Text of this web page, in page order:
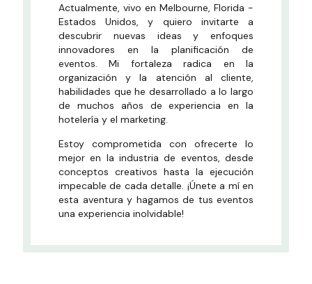
Actualmente, vivo en Melbourne, Florida -
Estados Unidos, y quiero invitarte a
descubrir nuevas ideas y enfoques
innovadores en la planificación de
eventos. Mi fortaleza radica en la
organización y la atención al cliente,
habilidades que he desarrollado a lo largo
de muchos años de experiencia en la
hotelería y el marketing.
Estoy comprometida con ofrecerte lo
mejor en la industria de eventos, desde
conceptos creativos hasta la ejecución
impecable de cada detalle. ¡Únete a mí en
esta aventura y hagamos de tus eventos
una experiencia inolvidable!